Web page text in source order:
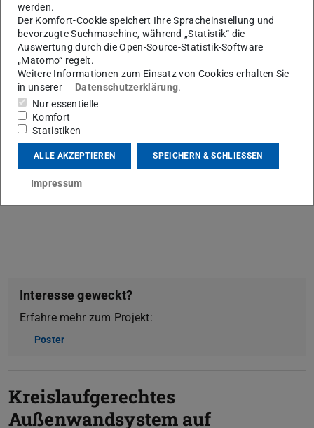
Temperaturen entscheidend.
Interesse geweckt?
Erfahre mehr zum Projekt:
Poster
Kreislaufgerechtes
Außenwandsystem auf
werden.
Der Komfort-Cookie speichert Ihre Spracheinstellung und
bevorzugte Suchmaschine, während „Statistik“ die
Auswertung durch die Open-Source-Statistik-Software
„Matomo“ regelt.
Weitere Informationen zum Einsatz von Cookies erhalten Sie
in unserer
Datenschutzerklärung.
Nur essentielle
Komfort
Statistiken
ALLE AKZEPTIEREN SPEICHERN & SCHLIESSEN
Impressum